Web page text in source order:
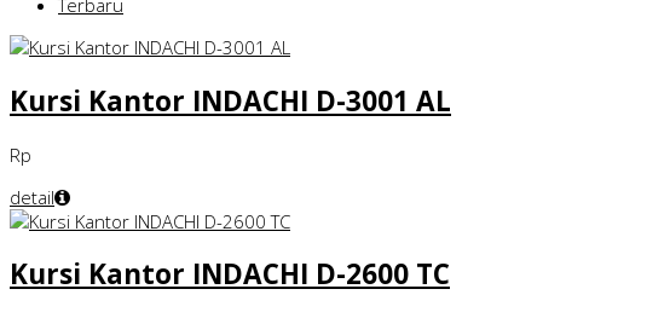
Terbaru
Kursi Kantor INDACHI D-3001 AL
Rp
detail
Kursi Kantor INDACHI D-2600 TC